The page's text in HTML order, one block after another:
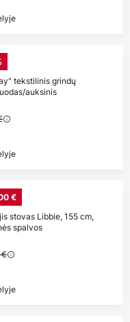
tekstilinis grindų
auksinis
€
stovas Libbie, 155 cm,
spalvos
€